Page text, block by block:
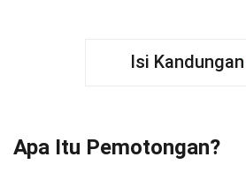
Isi Kandungan
Apa Itu Pemotongan?